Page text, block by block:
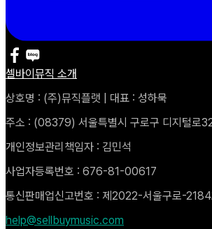
셀바이뮤직 소개
상호명 : (주)뮤직플랫 | 대표 : 성하묵
주소 : (08379) 서울특별시 구로구 디지털로
개인정보관리책임자 : 김민석
사업자등록번호 : 676-81-00617
통신판매업신고번호 : 제2022-서울구로-
help@sellbuymusic.com